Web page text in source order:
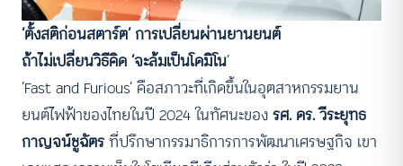
‘ตั้งสติก่อนสตาร์ต’ การเปลี่ยนผ่านยานยนต์
ถ้าไม่เปลี่ยนวิธีคิด ‘จะล้มเป็นโดมิโน‘
‘Fast and Furious’ คือสภาวะที่เกิดขึ้นในอุตสาหกรรมยาน
ยนต์ไฟฟ้าของไทยในปี 2024 ในทัศนะของรศ. ดร. วีระยุทธ
กาญจน์ชูฉัตรที่ปรึกษากรรมาธิการการพัฒนาเศรษฐกิจ เขา